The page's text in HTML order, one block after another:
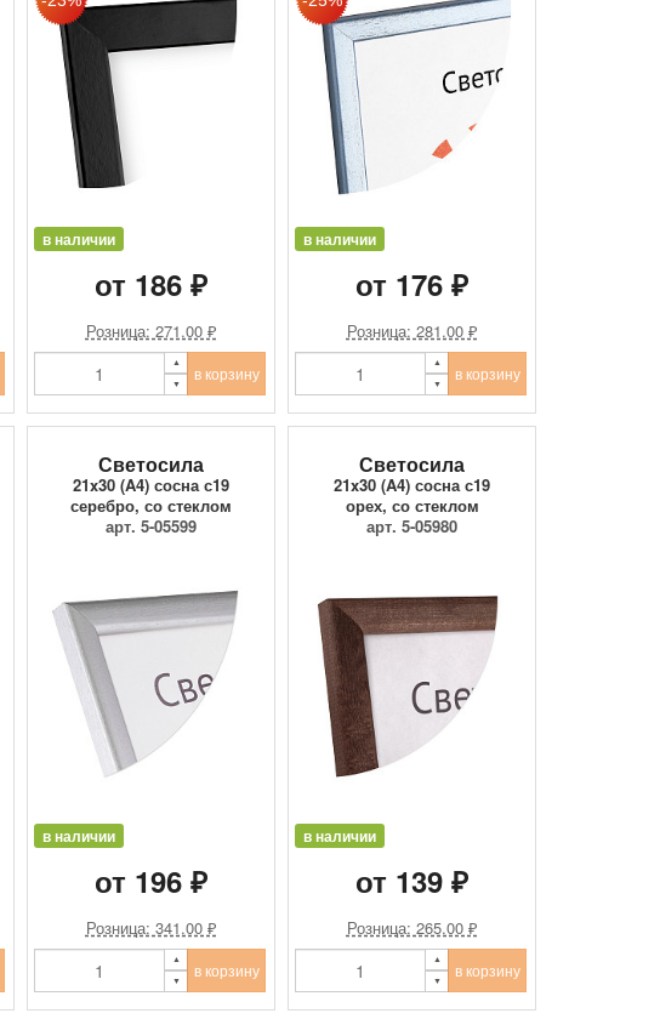
в наличии
от 186 ₽
Розница: 271.00 ₽
в корзину
в наличии
от 176 ₽
Розница: 281.00 ₽
в корзину
Светосила
21x30 (A4) сосна с19
серебро, со стеклом
арт. 5-05599
в наличии
от 196 ₽
Розница: 341.00 ₽
в корзину
Светосила
21x30 (A4) сосна с19
орех, со стеклом
арт. 5-05980
в наличии
от 139 ₽
Розница: 265.00 ₽
в корзину